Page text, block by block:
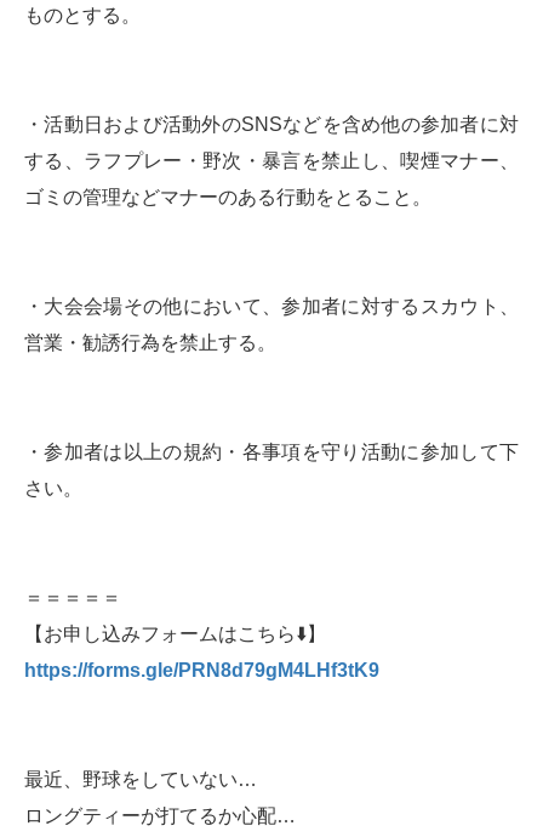
ものとする。
・活動日および活動外のSNSなどを含め他の参加者に対
する、ラフプレー・野次・暴言を禁止し、喫煙マナー、
ゴミの管理などマナーのある行動をとること。
・大会会場その他において、参加者に対するスカウト、
営業・勧誘行為を禁止する。
・参加者は以上の規約・各事項を守り活動に参加して下
さい。
＝＝＝＝＝
【お申し込みフォームはこちら⬇️】
https://forms.gle/PRN8d79gM4LHf3tK9
最近、野球をしていない…
ロングティーが打てるか心配…